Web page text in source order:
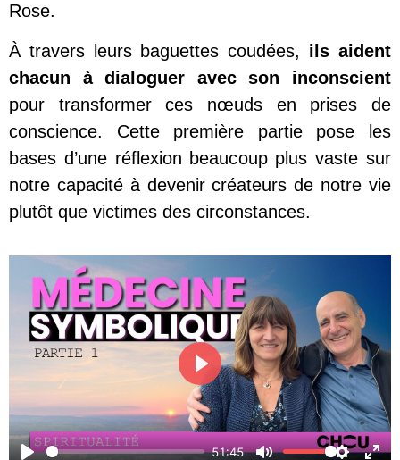
Rose.
À travers leurs baguettes coudées, ils aident
chacun à dialoguer avec son inconscient
pour transformer ces nœuds en prises de
conscience. Cette première partie pose les
bases d’une réflexion beaucoup plus vaste sur
notre capacité à devenir créateurs de notre vie
plutôt que victimes des circonstances.
51:45
Play